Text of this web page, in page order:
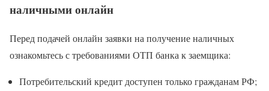
наличными онлайн
Перед подачей онлайн заявки на получение наличных
ознакомьтесь с требованиями ОТП банка к заемщика:
Потребительский кредит доступен только гражданам РФ;